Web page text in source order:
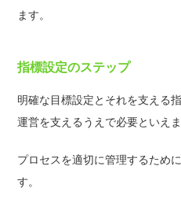
ます。
指標設定のステップ
明確な目標設定とそれを支える
運営を支えるうえで必要といえま
プロセスを適切に管理するため
す。